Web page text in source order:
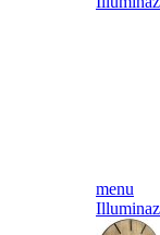
menu